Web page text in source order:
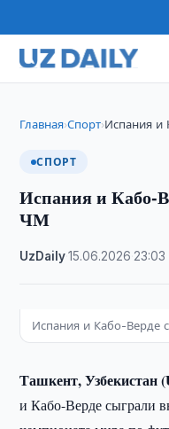
Главная›Спорт›Испания и
СПОРТ
Испания и Кабо-
ЧМ
UzDaily·15.06.2026 23:03
Испания и Кабо-Верде
Ташкент,
и Кабо-Верде сыграли